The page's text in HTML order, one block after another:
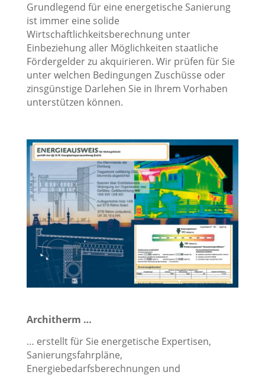
Grundlegend für eine energetische Sanierung
ist immer eine solide
Wirtschaftlichkeitsberechnung unter
Einbeziehung aller Möglichkeiten staatliche
Fördergelder zu akquirieren. Wir prüfen für Sie
unter welchen Bedingungen Zuschüsse oder
zinsgünstige Darlehen Sie in Ihrem Vorhaben
unterstützen können.
Architherm …
… erstellt für Sie energetische Expertisen,
Sanierungsfahrpläne,
Energiebedarfsberechnungen und